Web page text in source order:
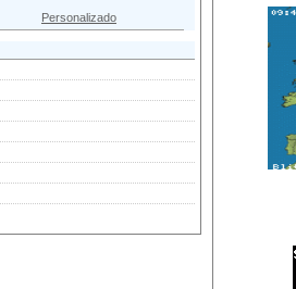
Personalizado